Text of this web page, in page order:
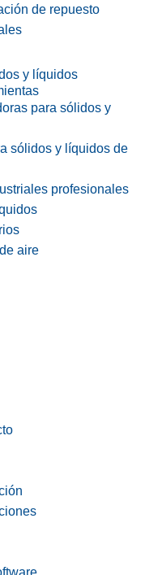
de repuesto
y líquidos
para sólidos y
sólidos y líquidos de
profesionales
aire